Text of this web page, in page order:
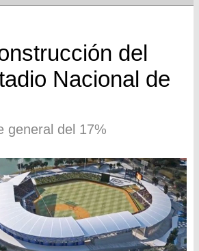
del
Nacional de
general del 17%